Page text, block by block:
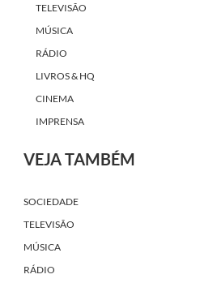
TELEVISÃO
MÚSICA
RÁDIO
LIVROS & HQ
CINEMA
IMPRENSA
VEJA TAMBÉM
SOCIEDADE
TELEVISÃO
MÚSICA
RÁDIO